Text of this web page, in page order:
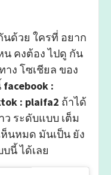
ด้วย ใครที่ อยาก
คงต้อง ไปดู กัน
ง โซเชียล ของ
facebook :
: plaifa2 ถ้าได้
ระดับแบบ เต็ม
นหมด มันเป็น ยัง
นี้ ได้เลย